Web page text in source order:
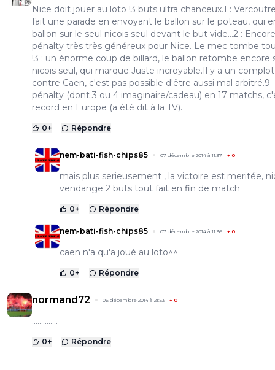
Nice doit jouer au loto !3 buts ultra chanceux.1 :
fait une parade en envoyant le ballon sur le poteau, qui
ballon sur le seul nicois seul devant le but vide...2 :
pénalty très très généreux pour Nice. Le mec tombe
!3 : un énorme coup de billard, le ballon retombe encore
nicois seul, qui marque.Juste incroyable.Il y a un complot
contre Caen, c'est pas possible d'être aussi mal arbitré.9
pénalty (dont 3 ou 4 imaginaire/cadeau) en 17 matchs,
record en Europe (a été dit à la TV).
0+ Répondre
nem-bati-fish-chips85 07 décembre 2014 à 11:37 + 0
mais plus serieusement , la victoire est meritée,
vendange 2 buts tout fait en fin de match
0+ Répondre
nem-bati-fish-chips85 07 décembre 2014 à 11:36 + 0
caen n'a qu'a joué au loto^^
0+ Répondre
normand72 06 décembre 2014 à 21:53 + 0
..............
0+ Répondre